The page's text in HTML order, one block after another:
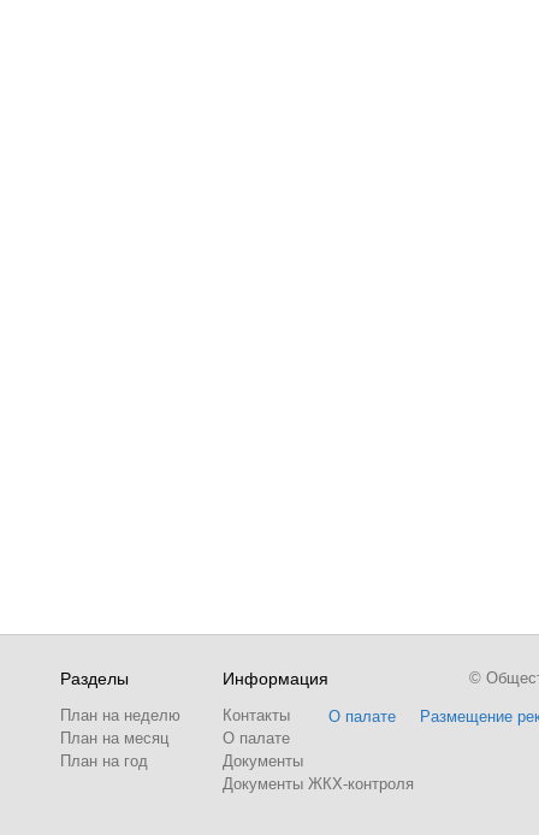
Разделы
План на неделю
План на месяц
План на год
Информация
Контакты
О палате
Документы
Документы ЖКХ-контроля
О палате Размещение
©